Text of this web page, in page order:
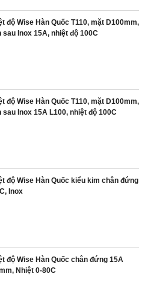
độ Wise Hàn Quốc T110, mặt D100mm,
sau Inox 15A, nhiệt độ 100C
độ Wise Hàn Quốc T110, mặt D100mm,
sau Inox 15A L100, nhiệt độ 100C
độ Wise Hàn Quốc kiểu kim chân đứng
Inox
độ Wise Hàn Quốc chân đứng 15A
Nhiệt 0-80C